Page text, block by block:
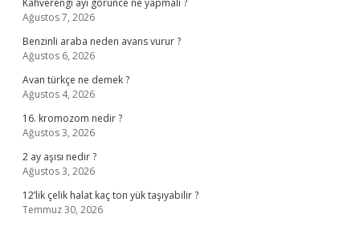
Kahverengi ayı görünce ne yapmalı ?
Ağustos 7, 2026
Benzinli araba neden avans vurur ?
Ağustos 6, 2026
Avan türkçe ne demek ?
Ağustos 4, 2026
16. kromozom nedir ?
Ağustos 3, 2026
2 ay aşısı nedir ?
Ağustos 3, 2026
12’lik çelik halat kaç ton yük taşıyabilir ?
Temmuz 30, 2026